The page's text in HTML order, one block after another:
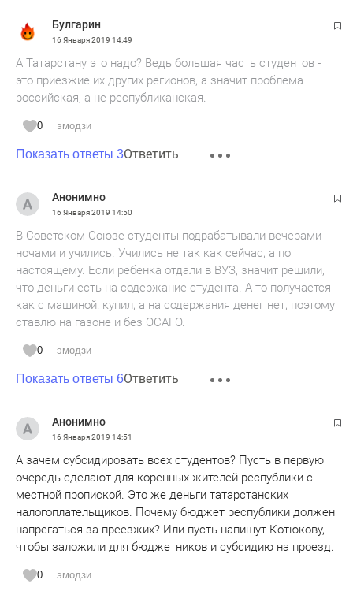
Булгарин
16 Января 2019 14:49
А Татарстану это надо? Ведь большая часть студентов -
это приезжие их других регионов, а значит проблема
российская, а не республиканская.
0 эмодзи
Показать ответы 3Ответить
Анонимно
16 Января 2019 14:50
В Советском Союзе студенты подрабатывали вечерами-
ночами и учились. Учились не так как сейчас, а по
настоящему. Если ребенка отдали в ВУЗ, значит решили,
что деньги есть на содержание студента. А то получается
как с машиной: купил, а на содержания денег нет, поэтому
ставлю на газоне и без ОСАГО.
0 эмодзи
Показать ответы 6Ответить
Анонимно
16 Января 2019 14:51
А зачем субсидировать всех студентов? Пусть в первую
очередь сделают для коренных жителей республики с
местной пропиской. Это же деньги татарстанских
налогоплательщиков. Почему бюджет республики должен
напрегаться за преезжих? Или пусть напишут Котюкову,
чтобы заложили для бюджетников и субсидию на проезд.
0 эмодзи